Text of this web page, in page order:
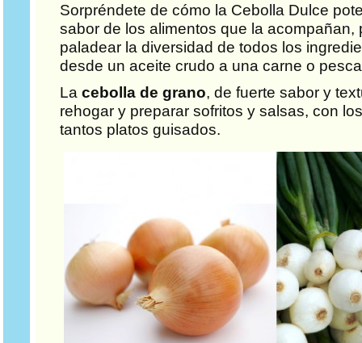
Sorpréndete de cómo la Cebolla Dulce
sabor de los alimentos que la acompañan,
paladear la diversidad de todos los
desde un aceite crudo a una carne o
La cebolla de grano, de fuerte sabor y
rehogar y preparar sofritos y salsas, con
tantos platos guisados.